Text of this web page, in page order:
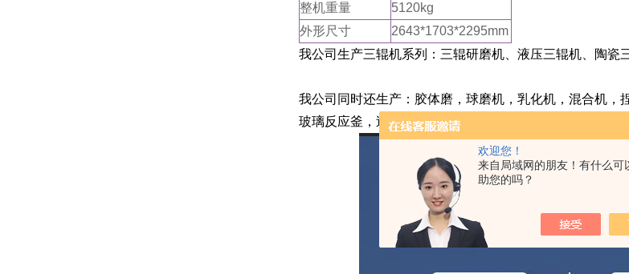
欢迎您！
来自局域网的朋友！有什么可
助您的吗？
整机重量
5120kg
外形尺寸
2643*1703*2295mm
我公司生产三辊机系列：三辊研磨机、液压三辊机、陶
我公司同时还生产：胶体磨，球磨机，乳化机，混合机
玻璃反应釜，过滤机，振动筛，涂料成套设备，干粉砂浆